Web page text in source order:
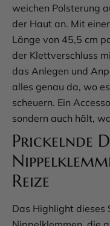
weichen Polsterung
der Haut an. Mit
Länge von 45,5 cm
der Klettverschluss
das Anlegen und
alles genau da, wo
scheuern. Ein
sondern auch hält,
Prickelnde
Reize
Das Highlight dieses